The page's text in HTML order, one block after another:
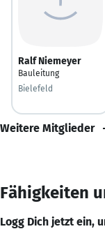
Ralf Niemeyer
Bauleitung
Bielefeld
Weitere Mitglieder
Fähigkeiten
Logg Dich jetzt ein,